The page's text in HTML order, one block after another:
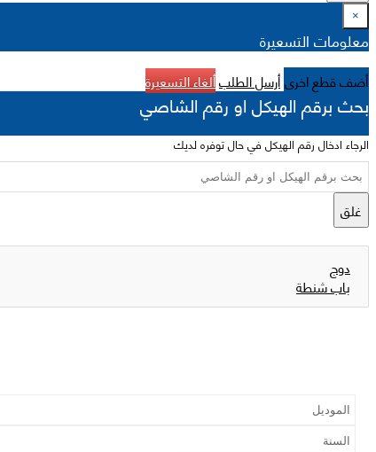
×
معلومات التسعيرة
أضف قطع اخرىأرسل الطلبألغاء التسعيرة
بحث برقم الهيكل او رقم الشاصي
الرجاء ادخال رقم الهيكل في حال توفره لديك
غلق
دوج
باب شنطة